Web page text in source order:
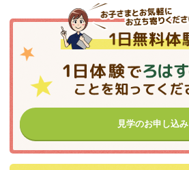
見学のお申し込み